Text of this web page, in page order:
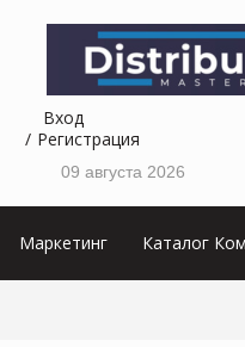
Вход
Регистрация
09 августа 2026
Маркетинг Каталог